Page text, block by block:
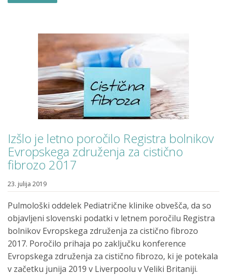
Izšlo je letno poročilo Registra bolnikov
Evropskega združenja za cistično
fibrozo 2017
23. julija 2019
Pulmološki oddelek Pediatrične klinike obvešča, da so
objavljeni slovenski podatki v letnem poročilu Registra
bolnikov Evropskega združenja za cistično fibrozo
2017. Poročilo prihaja po zaključku konference
Evropskega združenja za cistično fibrozo, ki je potekala
v začetku junija 2019 v Liverpoolu v Veliki Britaniji.